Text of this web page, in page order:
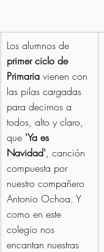
Los alumnos de
primer ciclo de
Primaria vienen con
las pilas cargadas
para decirnos a
todos, alto y claro,
que 'Ya es
Navidad', canción
compuesta por
nuestro compañero
Antonio Ochoa. Y
como en este
colegio nos
encantan nuestras